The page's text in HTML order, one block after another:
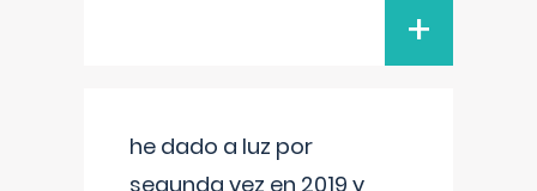
+
he dado a luz por
segunda vez en 2019 y